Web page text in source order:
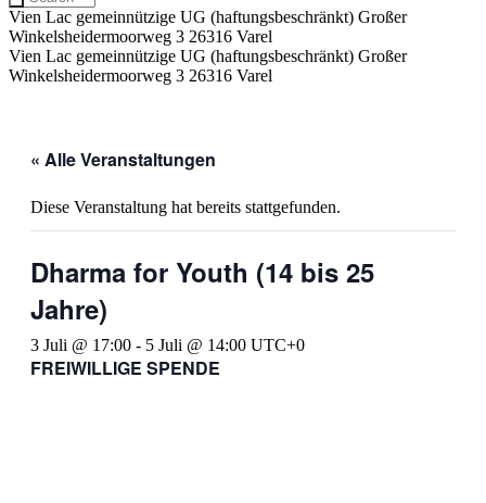
Vien Lac gemeinnützige UG (haftungsbeschränkt) Großer
Winkelsheidermoorweg 3 26316 Varel
Vien Lac gemeinnützige UG (haftungsbeschränkt) Großer
Winkelsheidermoorweg 3 26316 Varel
« Alle Veranstaltungen
Diese Veranstaltung hat bereits stattgefunden.
Dharma for Youth (14 bis 25
Jahre)
3 Juli @ 17:00 - 5 Juli @ 14:00 UTC+0
FREIWILLIGE SPENDE